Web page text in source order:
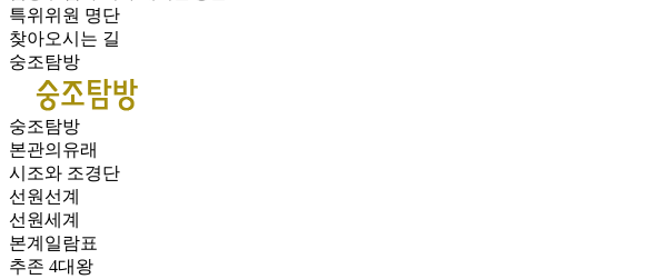
특위위원 명단
찾아오시는 길
숭조탐방
숭조탐방
본관의유래
시조와 조경단
선원선계
선원세계
본계일람표
추존 4대왕